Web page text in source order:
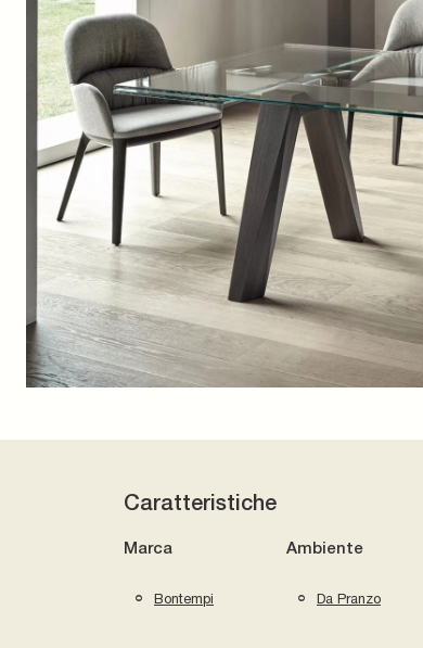
Caratteristiche
Marca
Bontempi
Ambiente
Da Pranzo